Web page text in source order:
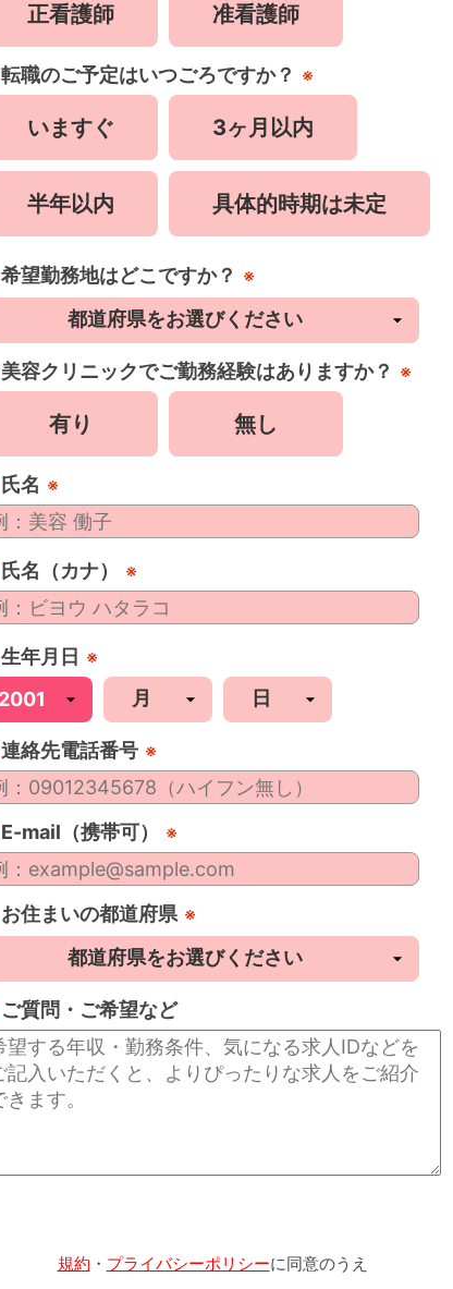
正看護師 准看護師
転職のご予定はいつごろですか？ ※
いますぐ 3ヶ月以内
半年以内 具体的時期は未定
希望勤務地はどこですか？ ※
美容クリニックでご勤務経験はありますか？ ※
有り 無し
氏名 ※
氏名（カナ） ※
生年月日 ※
連絡先電話番号 ※
E-mail（携帯可） ※
お住まいの都道府県 ※
ご質問・ご希望など
規約 ・ プライバシーポリシーに同意のうえ